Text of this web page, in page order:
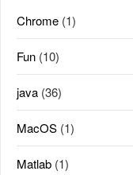
Chrome (1)
Fun (10)
java (36)
MacOS (1)
Matlab (1)